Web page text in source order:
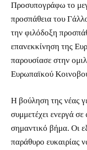
Προσυπογράφω το
προσπάθεια του
την φιλόδοξη
επανεκκίνηση της
παρουσίασε στην
Ευρωπαϊκού
Η βούληση της νέας
συμμετέχει ενεργά
σημαντικό βήμα. Οι
παράθυρο ευκαιρίας